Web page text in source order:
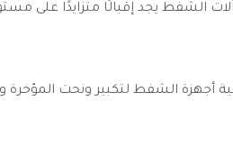
آلات الشفط يجد إقبالًا متزايدًا على
أجهزة الشفط لتكبير ونحت المؤخرة